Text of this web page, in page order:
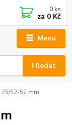
Menu
Hledat
0 ks
za 0 Kč
75/52-52 mm